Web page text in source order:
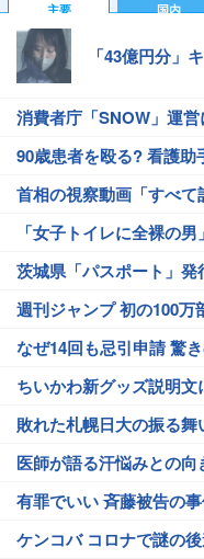
主要 国内
「43億円分」
消費者庁「SNOW」運
90歳患者を殴る? 看護助
首相の視察動画「すべて
「女子トイレに全裸の
茨城県「パスポート」発
週刊ジャンプ 初の100万
なぜ14回も忌引申請 驚
ちいかわ新グッズ説明文
敗れた札幌日大の振る舞
医師が語る汗悩みとの向
有罪でいい 斉藤被告の
ケンコバ コロナで謎の